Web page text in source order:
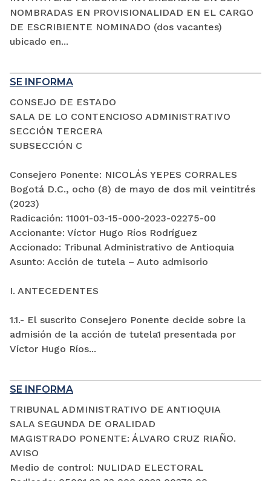
NOMBRADAS EN PROVISIONALIDAD EN EL CARGO
DE ESCRIBIENTE NOMINADO (dos vacantes)
ubicado en...
SE INFORMA
CONSEJO DE ESTADO
SALA DE LO CONTENCIOSO ADMINISTRATIVO
SECCIÓN TERCERA
SUBSECCIÓN C
Consejero Ponente: NICOLÁS YEPES CORRALES
Bogotá D.C., ocho (8) de mayo de dos mil veintitrés
(2023)
Radicación: 11001-03-15-000-2023-02275-00
Accionante: Víctor Hugo Ríos Rodríguez
Accionado: Tribunal Administrativo de Antioquia
Asunto: Acción de tutela – Auto admisorio
I. ANTECEDENTES
1.1.- El suscrito Consejero Ponente decide sobre la
admisión de la acción de tutela1 presentada por
Víctor Hugo Ríos...
SE INFORMA
TRIBUNAL ADMINISTRATIVO DE ANTIOQUIA
SALA SEGUNDA DE ORALIDAD
MAGISTRADO PONENTE: ÁLVARO CRUZ RIAÑO.
AVISO
Medio de control: NULIDAD ELECTORAL